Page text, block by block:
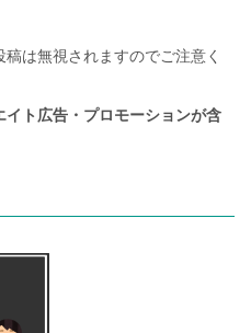
は無視されますのでご注意く
ト広告・プロモーションが含